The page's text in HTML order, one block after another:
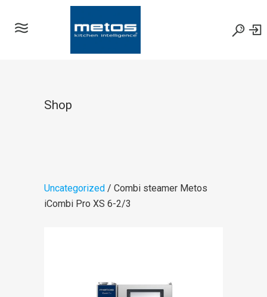
Shop
Uncategorized / Combi steamer Metos
iCombi Pro XS 6-2/3